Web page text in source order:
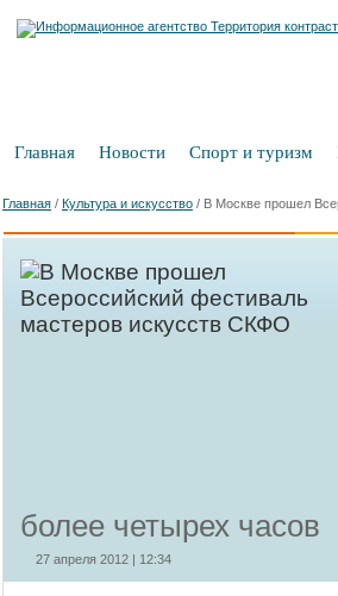
Главная Новости Спорт и туризм
Главная / Культура и искусство / В Москве прошел
более четырех часов
27 апреля 2012 | 12:34